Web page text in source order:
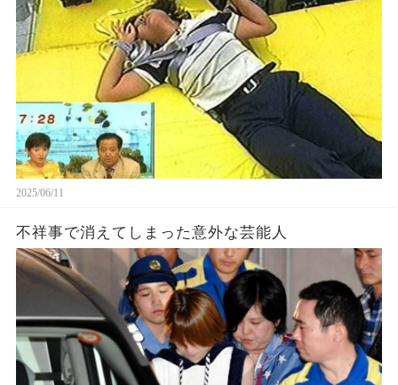
2025/06/11
不祥事で消えてしまった意外な芸能人